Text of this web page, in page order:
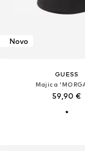
Novo
GUESS
Majica
59,90 €